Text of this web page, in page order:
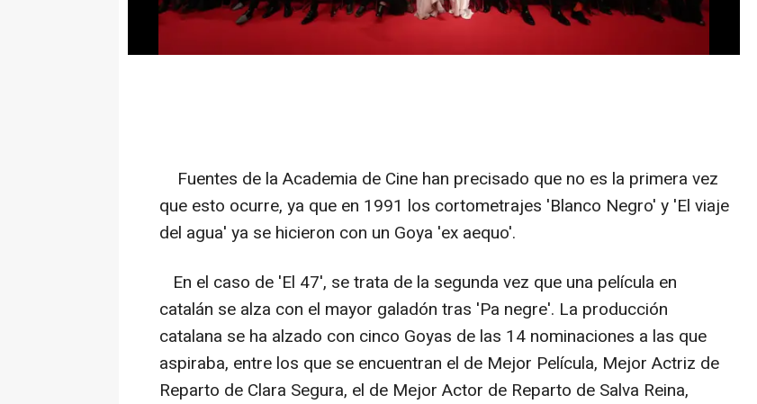
Fuentes de la Academia de Cine han precisado que no es la primera vez
que esto ocurre, ya que en 1991 los cortometrajes 'Blanco Negro' y 'El viaje
del agua' ya se hicieron con un Goya 'ex aequo'.
En el caso de 'El 47', se trata de la segunda vez que una película en
catalán se alza con el mayor galadón tras 'Pa negre'. La producción
catalana se ha alzado con cinco Goyas de las 14 nominaciones a las que
aspiraba, entre los que se encuentran el de Mejor Película, Mejor Actriz de
Reparto de Clara Segura, el de Mejor Actor de Reparto de Salva Reina,